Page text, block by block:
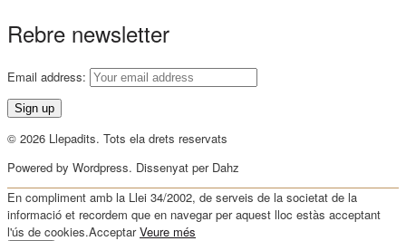
Rebre newsletter
Email address:
© 2026 Llepadits. Tots ela drets reservats
Powered by Wordpress. Dissenyat per Dahz
En compliment amb la Llei 34/2002, de serveis de la societat de la
informació et recordem que en navegar per aquest lloc estàs acceptant
l'ús de cookies.Acceptar Veure més